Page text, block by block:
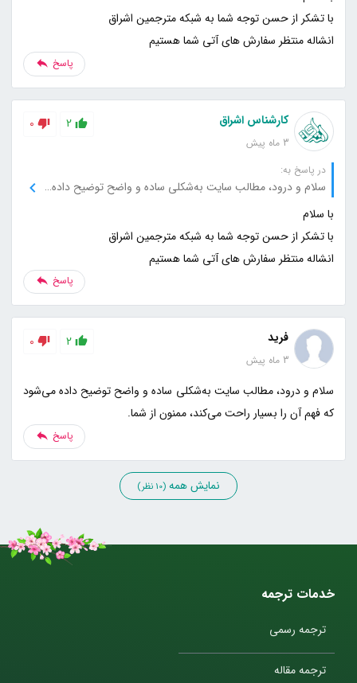
انشاله منتظر سفارش های آتی شما هستیم
پاسخ
کارشناس اشراق
3 ماه پیش
2
0
در پاسخ به:
سلام و درود، مطالب سایت به‌شکلی ساده و واضح توضیح داده می‌شود که فهم آن را بسیار راحت می‌کند، ممنون از شما.
انشاله منتظر سفارش های آتی شما هستیم
پاسخ
فرید
3 ماه پیش
2
0
سلام و درود، مطالب سایت به‌شکلی ساده و واضح توضیح داده می‌شود
که فهم آن را بسیار راحت می‌کند، ممنون از شما.
پاسخ
نمایش همه (10 نظر)
خدمات ترجمه
ترجمه رسمی
ترجمه مقاله